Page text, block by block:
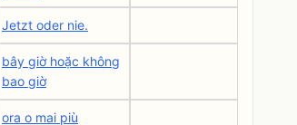
Jetzt oder nie.
bây giờ hoặc không
bao giờ
ora o mai più